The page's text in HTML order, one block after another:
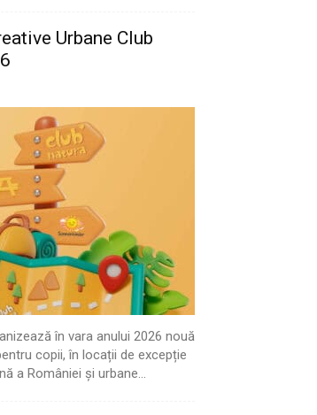
Urbane Club
în vara anului 2026 nouă
copii, în locații de excepție
a României și urbane...